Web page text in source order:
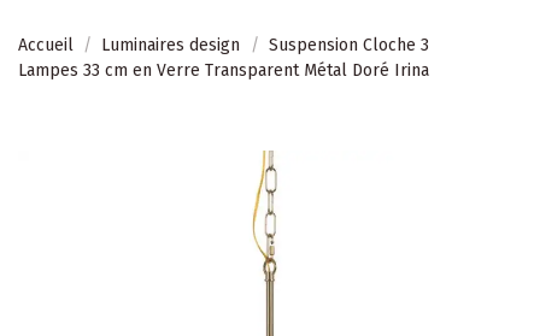
Accueil Luminaires design
Suspension Cloche 3
Lampes 33 cm en Verre Transparent Métal Doré Irina